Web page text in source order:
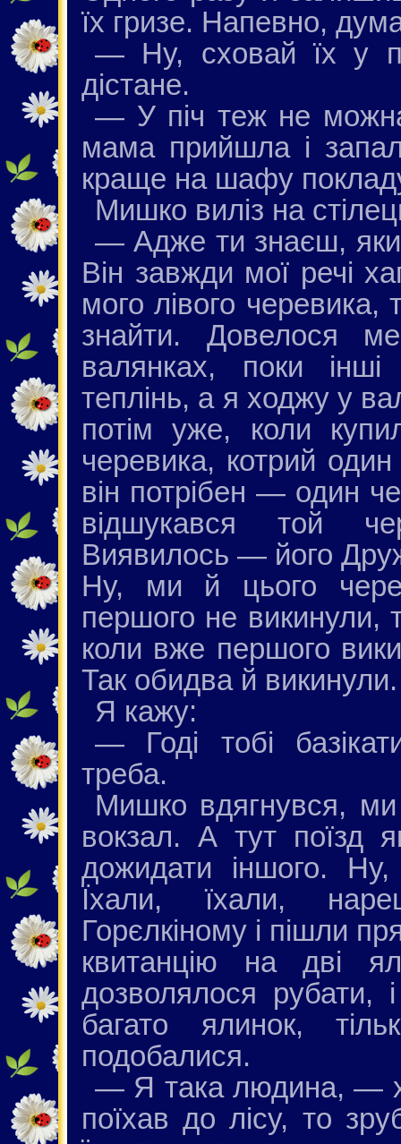
їх гризе. Напевно,
— Ну, сховай їх у
дістане.
— У піч теж не
мама прийшла і
краще на шафу
Мишко виліз на
— Адже ти знаєш,
Він завжди мої речі
мого лівого
знайти. Довелося
валянках, поки
теплінь, а я ходжу у
потім уже, коли
черевика, котрий
він потрібен — один
відшукався той
Виявилось — його
Ну, ми й цього
першого не викинули,
коли вже першого
Так обидва й викинули.
Я кажу:
— Годі тобі
треба.
Мишко вдягнувся,
вокзал. А тут поїзд
дожидати іншого. Ну,
Їхали, їхали,
Горєлкіному і пішли
квитанцію на дві
дозволялося рубати,
багато ялинок,
подобалися.
— Я така людина, —
поїхав до лісу, то